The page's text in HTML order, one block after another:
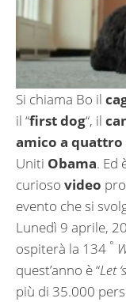
Si chiama Bo il
il “first dog“, il
amico a quattro
Uniti Obama. Ed
curioso video
evento che si
Lunedì 9 aprile,
ospiterà la 134 °
quest’anno è “Let
più di 35.000